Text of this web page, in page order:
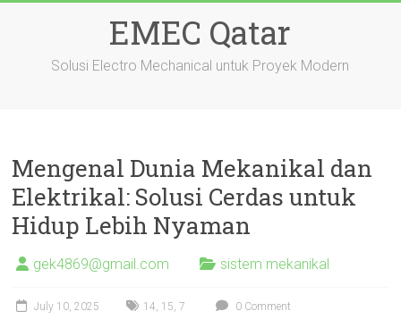
EMEC Qatar
Solusi Electro Mechanical untuk Proyek Modern
Mengenal Dunia Mekanikal dan
Elektrikal: Solusi Cerdas untuk
Hidup Lebih Nyaman
gek4869@gmail.com sistem mekanikal
July 10, 2025 14, 15,7 0 Comment